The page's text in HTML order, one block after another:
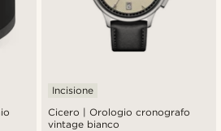
Cicero | Orologio cronografo
vintage bianco
Incisione